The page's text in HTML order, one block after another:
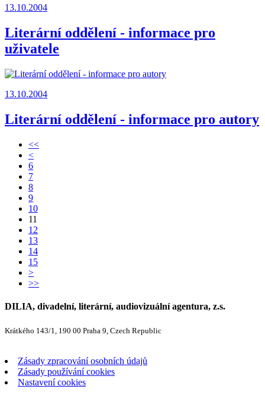
13.10.2004
Literární oddělení - informace pro
uživatele
13.10.2004
Literární oddělení - informace pro autory
<<
<
6
7
8
9
10
11
12
13
14
15
>
>>
DILIA, divadelní, literární, audiovizuální agentura, z.s.
Krátkého 143/1, 190 00 Praha 9, Czech Republic
Zásady zpracování osobních údajů
Zásady používání cookies
Nastavení cookies